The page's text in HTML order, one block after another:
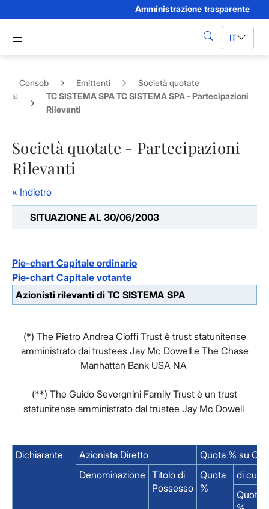
Amministrazione trasparente
Apri menu di navigazione
cerca IT
Consob Emittenti
Società quotate
TC SISTEMA SPA TC SISTEMA SPA - Partecipazioni
Rilevanti
Società quotate - Partecipazioni
Rilevanti
« Indietro
SITUAZIONE AL 30/06/2003
Pie-chart Capitale ordinario
Pie-chart Capitale votante
Azionisti rilevanti di TC SISTEMA SPA
(*) The Pietro Andrea Cioffi Trust è trust statunitense
amministrato dai trustees Jay Mc Dowell e The Chase
Manhattan Bank USA NA
(**) The Guido Severgnini Family Trust è un trust
statunitense amministrato dal trustee Jay Mc Dowell
Dichiarante Azionista Diretto
Quota % su
Denominazione Titolo di
Possesso
Quota
%
di cui
Quota